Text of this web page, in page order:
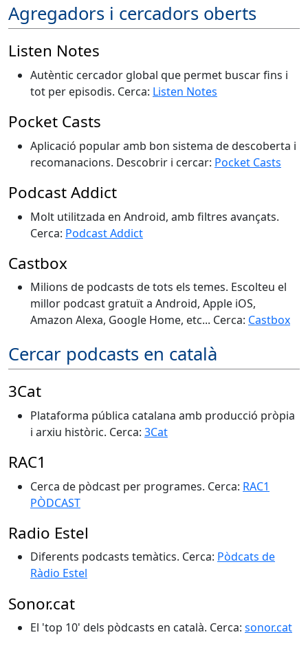
Agregadors i cercadors oberts
Listen Notes
Autèntic cercador global que permet buscar fins i
tot per episodis. Cerca: Listen Notes
Pocket Casts
Aplicació popular amb bon sistema de descoberta i
recomanacions. Descobrir i cercar: Pocket Casts
Podcast Addict
Molt utilitzada en Android, amb filtres avançats.
Cerca: Podcast Addict
Castbox
Milions de podcasts de tots els temes. Escolteu el
millor podcast gratuït a Android, Apple iOS,
Amazon Alexa, Google Home, etc... Cerca: Castbox
Cercar podcasts en català
3Cat
Plataforma pública catalana amb producció pròpia
i arxiu històric. Cerca: 3Cat
RAC1
Cerca de pòdcast per programes. Cerca: RAC1
PÒDCAST
Radio Estel
Diferents podcasts temàtics. Cerca: Pòdcats de
Ràdio Estel
Sonor.cat
El 'top 10' dels pòdcasts en català. Cerca: sonor.cat